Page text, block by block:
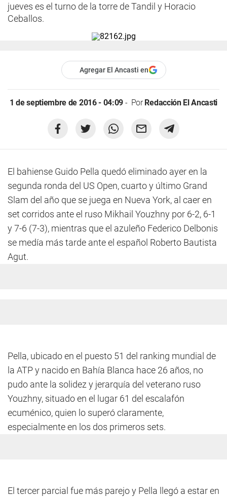
jueves es el turno de la torre de Tandil y Horacio
Ceballos.
Agregar El Ancasti en
1 de septiembre de 2016 - 04:09 PorRedacción El Ancasti
El bahiense Guido Pella quedó eliminado ayer en la
segunda ronda del US Open, cuarto y último Grand
Slam del año que se juega en Nueva York, al caer en
set corridos ante el ruso Mikhail Youzhny por 6-2, 6-1
y 7-6 (7-3), mientras que el azuleño Federico Delbonis
se medía más tarde ante el español Roberto Bautista
Agut.
Pella, ubicado en el puesto 51 del ranking mundial de
la ATP y nacido en Bahía Blanca hace 26 años, no
pudo ante la solidez y jerarquía del veterano ruso
Youzhny, situado en el lugar 61 del escalafón
ecuménico, quien lo superó claramente,
especialmente en los dos primeros sets.
El tercer parcial fue más parejo y Pella llegó a estar en